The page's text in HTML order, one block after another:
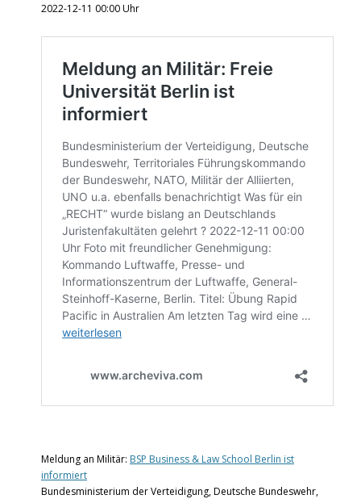
2022-12-11 00:00 Uhr
Meldung an Militär: BSP Business & Law School Berlin ist
informiert
Bundesministerium der Verteidigung, Deutsche Bundeswehr,